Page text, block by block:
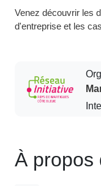
Venez découvrir les
d'entreprise et les
À